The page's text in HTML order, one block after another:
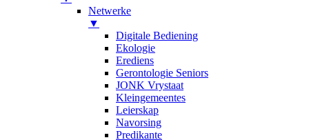
Netwerke
▼
Digitale Bediening
Ekologie
Erediens
Gerontologie Seniors
JONK Vrystaat
Kleingemeentes
Leierskap
Navorsing
Predikante